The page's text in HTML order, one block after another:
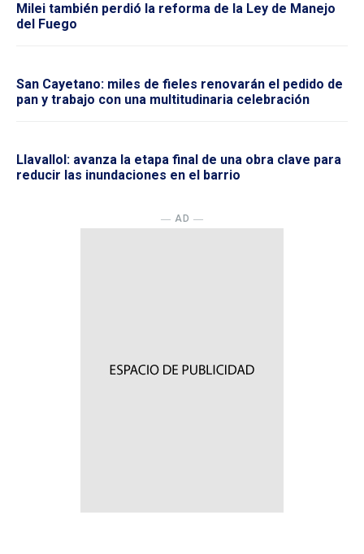
Milei también perdió la reforma de la Ley de Manejo
del Fuego
San Cayetano: miles de fieles renovarán el pedido de
pan y trabajo con una multitudinaria celebración
Llavallol: avanza la etapa final de una obra clave para
reducir las inundaciones en el barrio
― AD ―